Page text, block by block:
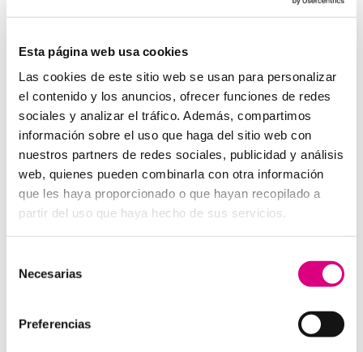
Esta página web usa cookies
Las cookies de este sitio web se usan para personalizar
el contenido y los anuncios, ofrecer funciones de redes
sociales y analizar el tráfico. Además, compartimos
información sobre el uso que haga del sitio web con
nuestros partners de redes sociales, publicidad y análisis
web, quienes pueden combinarla con otra información
que les haya proporcionado o que hayan recopilado a
partir del uso que haya hecho de sus servicios.
Necesarias
Preferencias
System Network, tu operadora de telefonía
virtual en España
que nos permitas estudiar tu caso particular.
Aunque si lo prefieres, puedes enviarnos un correo
electrónico a
virtual@networkes.com
o llamarnos al
900 800 806 .
Tenemos más de
15 años de experiencia en
instalación de sistemas de telefonía virtual.
Gracias a su rápida integración, permite gran
flexibilidad en el aprovisionamiento de servicios, así
como la creación virtual de centrales telefónicas
virtuales dimensionadas a las necesidades de cada
cliente.
Enviar comentario